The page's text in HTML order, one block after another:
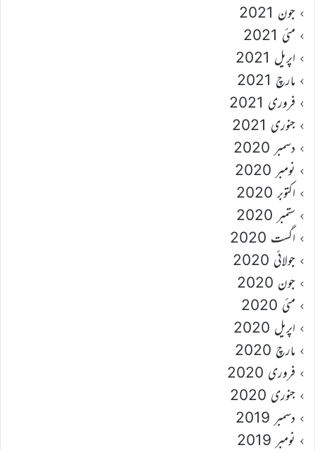
جون 2021
مئی 2021
اپریل 2021
مارچ 2021
فروری 2021
جنوری 2021
دسمبر 2020
نومبر 2020
اکتوبر 2020
ستمبر 2020
اگست 2020
جولائی 2020
جون 2020
مئی 2020
اپریل 2020
مارچ 2020
فروری 2020
جنوری 2020
دسمبر 2019
نومبر 2019